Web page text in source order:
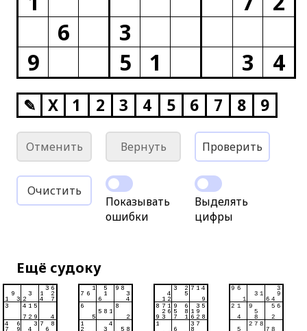
6
3
9
5 1 3 4
✎ X 1 2 3 4 5 6 7 8 9
Отменить Вернуть Проверить
Очистить
Показывать
ошибки
Выделять
цифры
Ещё судоку